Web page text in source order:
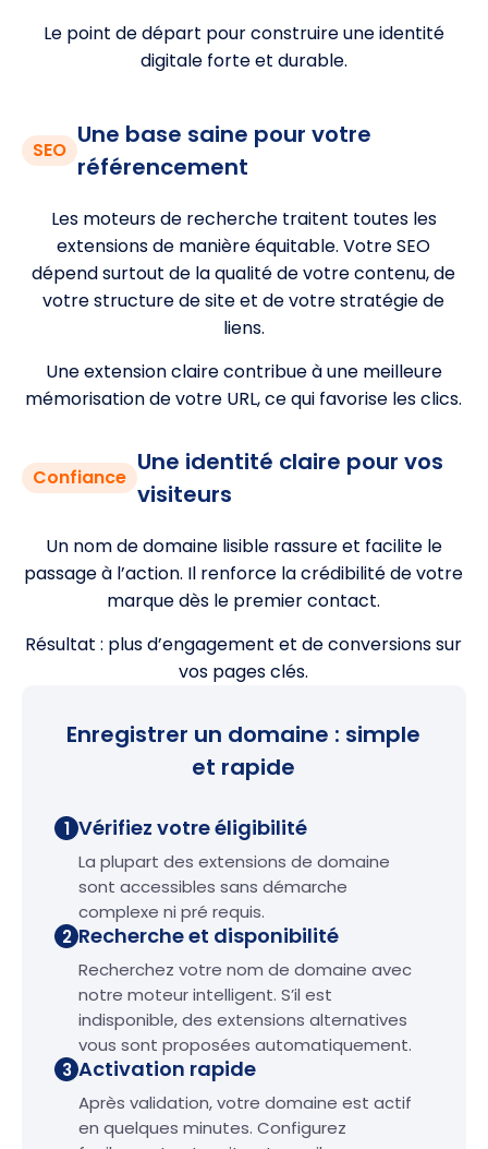
Le point de départ pour construire une identité
digitale forte et durable.
SEO
Une base saine pour votre
référencement
Les moteurs de recherche traitent toutes les
extensions de manière équitable. Votre SEO
dépend surtout de la qualité de votre contenu, de
votre structure de site et de votre stratégie de
liens.
Une extension claire contribue à une meilleure
mémorisation de votre URL, ce qui favorise les clics.
Confiance
Une identité claire pour vos
visiteurs
Un nom de domaine lisible rassure et facilite le
passage à l’action. Il renforce la crédibilité de votre
marque dès le premier contact.
Résultat : plus d’engagement et de conversions sur
vos pages clés.
Enregistrer un domaine : simple
et rapide
1 Vérifiez votre éligibilité
La plupart des extensions de domaine
sont accessibles sans démarche
complexe ni pré requis.
2 Recherche et disponibilité
Recherchez votre nom de domaine avec
notre moteur intelligent. S’il est
indisponible, des extensions alternatives
vous sont proposées automatiquement.
3 Activation rapide
Après validation, votre domaine est actif
en quelques minutes. Configurez